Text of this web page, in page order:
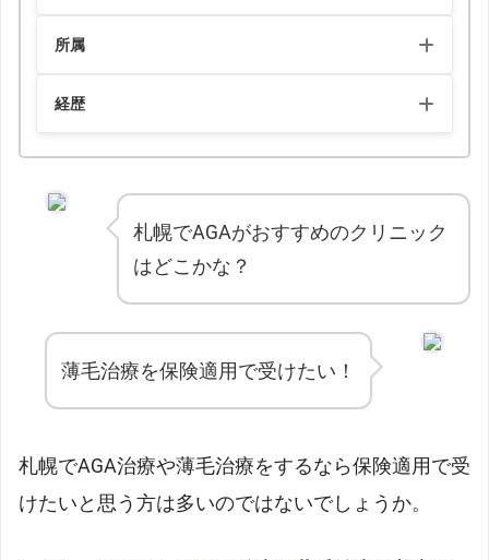
日本医師会認定産業医
所属
日本精神神経学会
国際抗老化再生医療学会
国際オーソモレキュラー医学会
日本スポーツ精神医学会 理事
経歴
札幌でAGAがおすすめのクリニック
はどこかな？
薄毛治療を保険適用で受けたい！
札幌でAGA治療や薄毛治療をするなら保険適用で受
けたいと思う方は多いのではないでしょうか。